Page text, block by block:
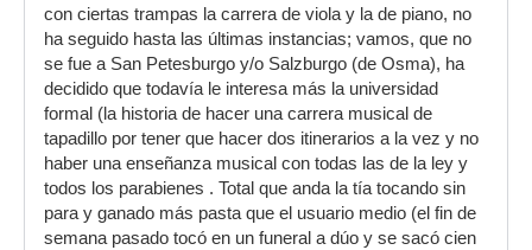
con ciertas trampas la carrera de viola y la de piano, no
ha seguido hasta las últimas instancias; vamos, que no
se fue a San Petesburgo y/o Salzburgo (de Osma), ha
decidido que todavía le interesa más la universidad
formal (la historia de hacer una carrera musical de
tapadillo por tener que hacer dos itinerarios a la vez y no
haber una enseñanza musical con todas las de la ley y
todos los parabienes . Total que anda la tía tocando sin
para y ganado más pasta que el usuario medio (el fin de
semana pasado tocó en un funeral a dúo y se sacó cien